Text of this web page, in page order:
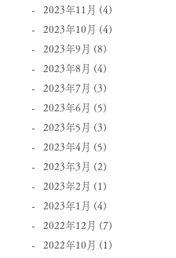
2023年11月 (4)
2023年10月 (4)
2023年9月 (8)
2023年8月 (4)
2023年7月 (3)
2023年6月 (5)
2023年5月 (3)
2023年4月 (5)
2023年3月 (2)
2023年2月 (1)
2023年1月 (4)
2022年12月 (7)
2022年10月 (1)